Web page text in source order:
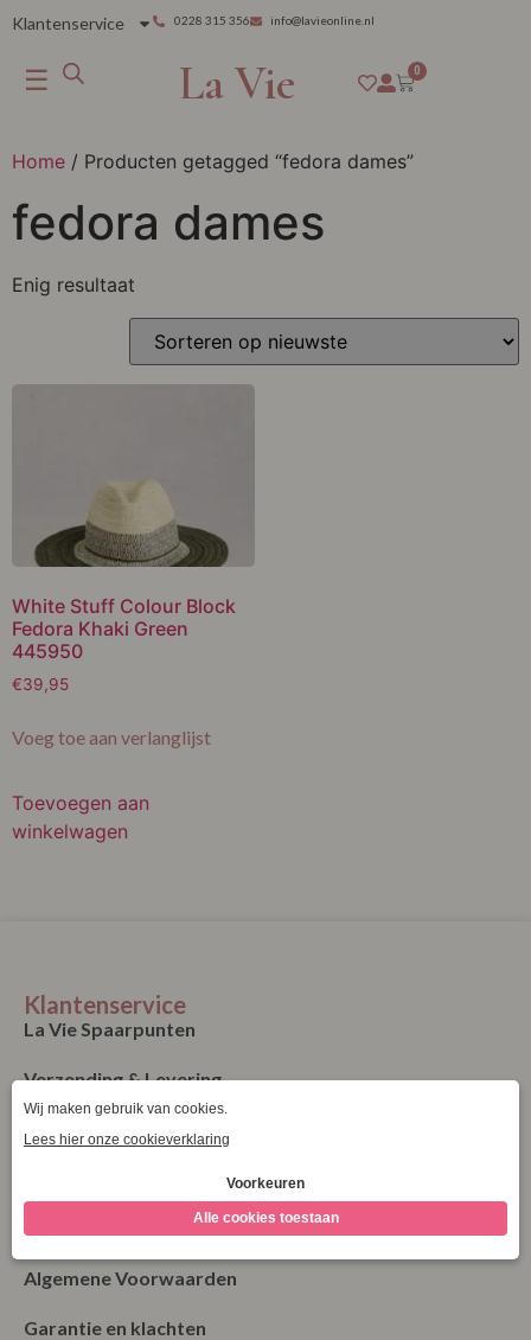
Klantenservice 0228 315 356 info@lavieonline.nl
☰ La Vie 0
Home / Producten getagged “fedora dames”
fedora dames
Enig resultaat
White Stuff Colour Block
Fedora Khaki Green
445950
€39,95
Voeg toe aan verlanglijst
Toevoegen aan
winkelwagen
Klantenservice
La Vie Spaarpunten
Verzending & Levering
Betalen
Algemene Voorwaarden
Garantie en klachten